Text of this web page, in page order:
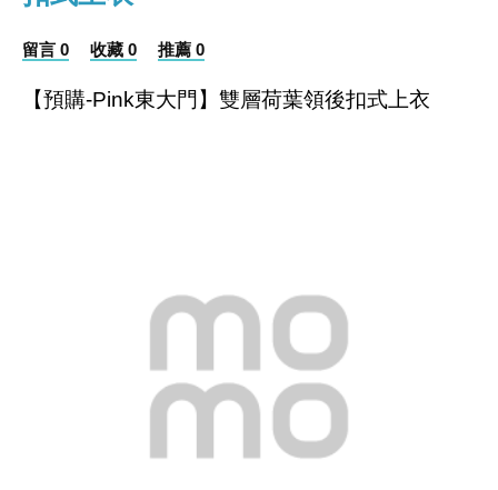
留言 0 收藏 0 推薦 0
【預購-Pink東大門】雙層荷葉領後扣式上衣